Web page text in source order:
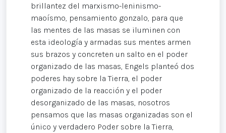
brillantez del marxismo-leninismo-
maoísmo, pensamiento gonzalo, para que
las mentes de las masas se iluminen con
esta ideología y armadas sus mentes armen
sus brazos y concreten un salto en el poder
organizado de las masas, Engels planteó dos
poderes hay sobre la Tierra, el poder
organizado de la reacción y el poder
desorganizado de las masas, nosotros
pensamos que las masas organizadas son el
único y verdadero Poder sobre la Tierra,